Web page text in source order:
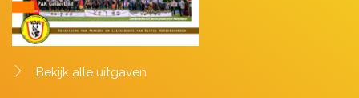
Bekijk alle uitgaven